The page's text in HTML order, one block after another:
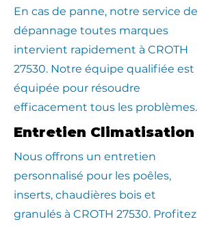
En cas de panne, notre service de
dépannage toutes marques
intervient rapidement à CROTH
27530. Notre équipe qualifiée est
équipée pour résoudre
efficacement tous les problèmes.
Entretien Climatisation
Nous offrons un entretien
personnalisé pour les poêles,
inserts, chaudières bois et
granulés à CROTH 27530. Profitez